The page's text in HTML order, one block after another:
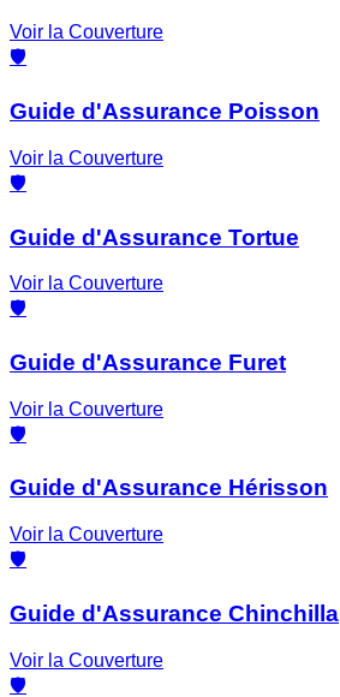
Voir la Couverture
🛡️
Guide d'Assurance Poisson
Voir la Couverture
🛡️
Guide d'Assurance Tortue
Voir la Couverture
🛡️
Guide d'Assurance Furet
Voir la Couverture
🛡️
Guide d'Assurance Hérisson
Voir la Couverture
🛡️
Guide d'Assurance Chinchilla
Voir la Couverture
🛡️